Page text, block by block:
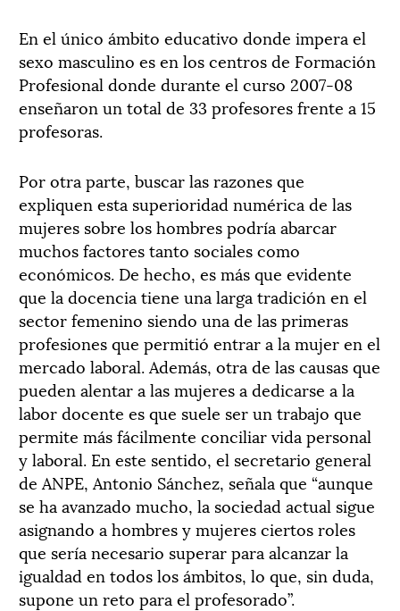
En el único ámbito educativo donde impera el
sexo masculino es en los centros de Formación
Profesional donde durante el curso 2007-08
enseñaron un total de 33 profesores frente a 15
profesoras.
Por otra parte, buscar las razones que
expliquen esta superioridad numérica de las
mujeres sobre los hombres podría abarcar
muchos factores tanto sociales como
económicos. De hecho, es más que evidente
que la docencia tiene una larga tradición en el
sector femenino siendo una de las primeras
profesiones que permitió entrar a la mujer en el
mercado laboral. Además, otra de las causas que
pueden alentar a las mujeres a dedicarse a la
labor docente es que suele ser un trabajo que
permite más fácilmente conciliar vida personal
y laboral. En este sentido, el secretario general
de ANPE, Antonio Sánchez, señala que “aunque
se ha avanzado mucho, la sociedad actual sigue
asignando a hombres y mujeres ciertos roles
que sería necesario superar para alcanzar la
igualdad en todos los ámbitos, lo que, sin duda,
supone un reto para el profesorado”.